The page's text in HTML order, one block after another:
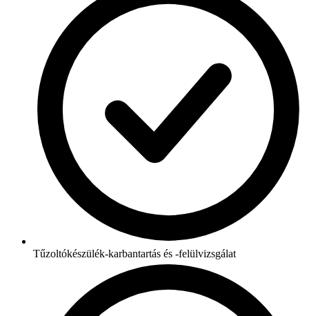
Tűzoltókészülék-karbantartás és -felülvizsgálat